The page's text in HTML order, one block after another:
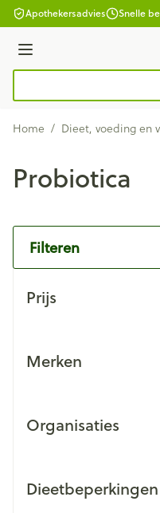
Ga naar de inhoud
Apothekersadvies Snelle
Menu
Home / Dieet, voeding en
Probiotica
Filteren
Prijs
Merken
Organisaties
Dieetbeperkingen